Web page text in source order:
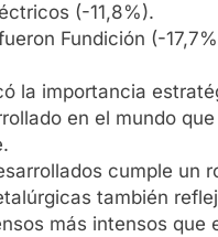
(-11,8%).
Fundición (-
la importancia
en el mundo
cumple
también
más intensos